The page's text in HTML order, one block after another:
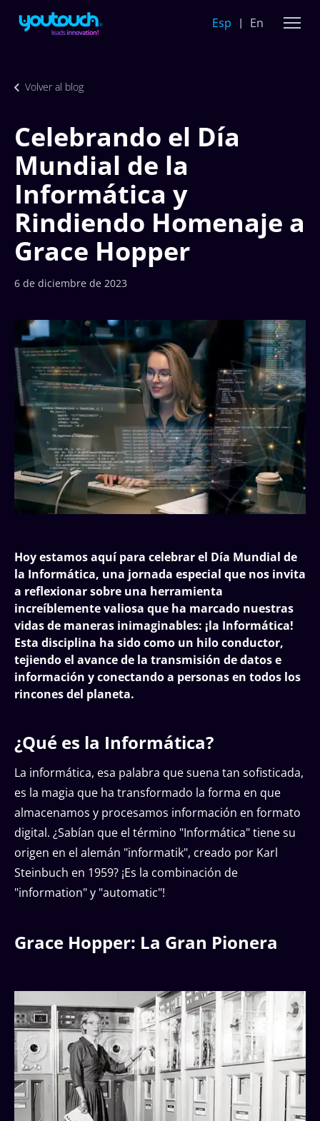
Esp En
Volver al blog
Celebrando el Día
Mundial de la
Informática y
Rindiendo Homenaje a
Grace Hopper
6 de diciembre de 2023
Hoy estamos aquí para celebrar el Día Mundial de
la Informática, una jornada especial que nos invita
a reflexionar sobre una herramienta
increíblemente valiosa que ha marcado nuestras
vidas de maneras inimaginables: ¡la Informática!
Esta disciplina ha sido como un hilo conductor,
tejiendo el avance de la transmisión de datos e
información y conectando a personas en todos los
rincones del planeta.
¿Qué es la Informática?
La informática, esa palabra que suena tan sofisticada,
es la magia que ha transformado la forma en que
almacenamos y procesamos información en formato
digital. ¿Sabían que el término "Informática" tiene su
origen en el alemán "informatik", creado por Karl
Steinbuch en 1959? ¡Es la combinación de
"information" y "automatic"!
Grace Hopper: La Gran Pionera